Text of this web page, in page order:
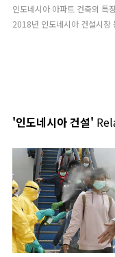
인도네시아 아파트 건축의 특징
2018년 인도네시아 건설시장
'인도네시아 건설'